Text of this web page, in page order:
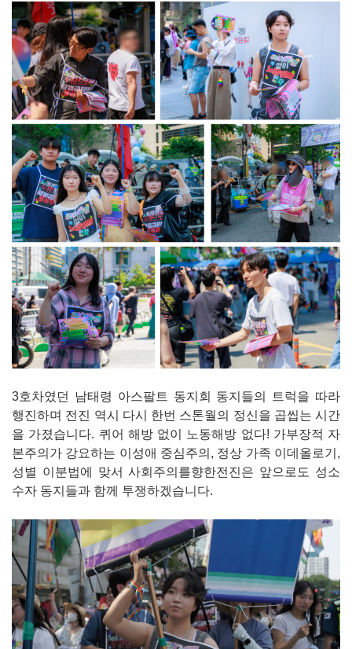
3호차였던 남태령 아스팔트 동지회 동지들의 트럭을 따라
행진하며 전진 역시 다시 한번 스톤월의 정신을 곱씹는 시간
을 가졌습니다. 퀴어 해방 없이 노동해방 없다! 가부장적 자
본주의가 강요하는 이성애 중심주의, 정상 가족 이데올로기,
성별 이분법에 맞서 사회주의를향한전진은 앞으로도 성소
수자 동지들과 함께 투쟁하겠습니다.